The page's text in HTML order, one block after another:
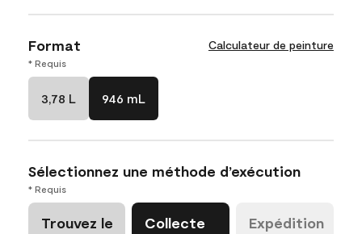
Format Calculateur de peinture
* Requis
3,78 L 946 mL
Sélectionnez une méthode d’exécution
* Requis
Trouvez le
Collecte
Expédition